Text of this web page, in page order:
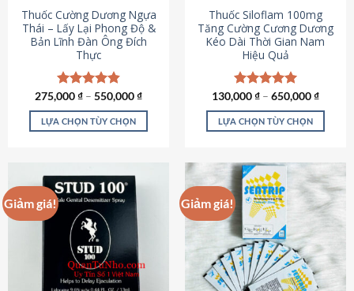
chọn
trên
trang
sản
phẩm
được
chọn
trên
trang
sản
phẩm
Thuốc Cường Dương Ngựa
Thái – Lấy Lại Phong Độ &
Bản Lĩnh Đàn Ông Đích
Thực
Được xếp
hạng4.87
5 sao
275,000₫ – 550,000₫
LỰA CHỌN TÙY CHỌN
có
nhiều
biến
thể.
Các
tùy
chọn
Thuốc Siloflam 100mg
Tăng Cường Cương Dương
Kéo Dài Thời Gian Nam
Hiệu Quả
Được xếp
hạng5.00
5 sao
130,000₫ – 650,000₫
LỰA CHỌN TÙY CHỌN
này
có
nhiều
biến
thể.
Các
tùy
chọn
Giảm giá! Giảm giá!